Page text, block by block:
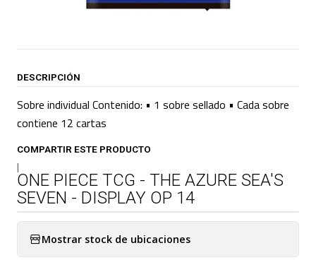
DESCRIPCIÓN
Sobre individual Contenido: • 1 sobre sellado • Cada sobre
contiene 12 cartas
COMPARTIR ESTE PRODUCTO
|
ONE PIECE TCG - THE AZURE SEA'S
SEVEN - DISPLAY OP 14
Mostrar stock de ubicaciones